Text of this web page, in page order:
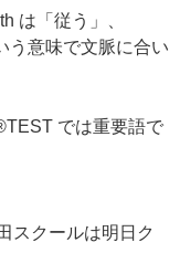
は「従う」、
う意味で文脈に合い
では重要語で
スクールは明日ク